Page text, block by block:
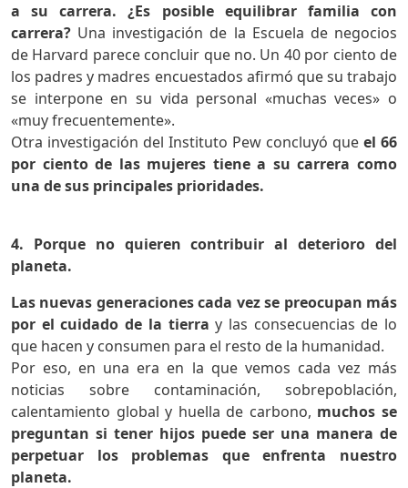
a su carrera.
¿Es posible equilibrar familia con
carrera? Una investigación de la Escuela de negocios
de Harvard parece concluir que no. Un 40 por ciento de
los padres y madres encuestados afirmó que su trabajo
se interpone en su vida personal «muchas veces» o
«muy frecuentemente».
Otra investigación del Instituto Pew concluyó que el 66
por ciento de las mujeres tiene a su carrera como
una de sus principales prioridades.
4. Porque no quieren contribuir al deterioro del
planeta.
Las nuevas generaciones cada vez se preocupan más
por el cuidado de la tierra y las consecuencias de lo
que hacen y consumen para el resto de la humanidad.
Por eso, en una era en la que vemos cada vez más
noticias sobre contaminación, sobrepoblación,
calentamiento global y huella de carbono, muchos se
preguntan si tener hijos puede ser una manera de
perpetuar los problemas que enfrenta nuestro
planeta.